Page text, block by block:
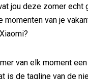
jou deze zomer echt
momenten van je
van elk moment
is de tagline van de
blijft...